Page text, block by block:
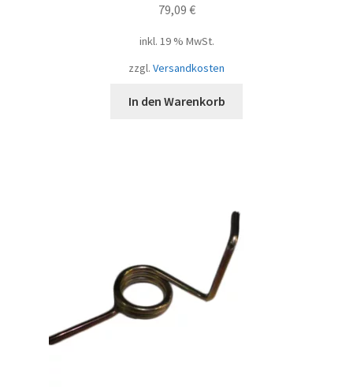
79,09 €
inkl. 19 % MwSt.
zzgl. Versandkosten
In den Warenkorb